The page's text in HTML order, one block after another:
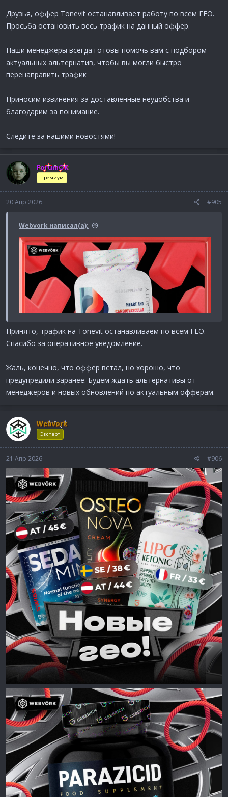
Друзья, оффер Tonevit останавливает работу по всем ГЕО.
Просьба остановить весь трафик на данный оффер.
Наши менеджеры всегда готовы помочь вам с подбором
актуальных альтернатив, чтобы вы могли быстро
перенаправить трафик
Приносим извинения за доставленные неудобства и
благодарим за понимание.
Следите за нашими новостями!
ForumOK
Премиум
20 Апр 2026 #905
Webvork написал(а):
Остановка оффера!
Друзья, оффер Tonevit останавливает работу по всем ГЕО.
Просьба остановить весь трафик на данный оффер.
Наши менеджеры всегда готовы помочь вам с подбором
актуальных альтернатив, чтобы вы могли быстро
перенаправить трафик
Приносим извинения за доставленные неудобства и
благодарим за понимание.
Следите за нашими новостями!
Принято, трафик на Tonevit останавливаем по всем ГЕО.
Спасибо за оперативное уведомление.
Жаль, конечно, что оффер встал, но хорошо, что
предупредили заранее. Будем ждать альтернативы от
менеджеров и новых обновлений по актуальным офферам.
Webvork
Эксперт
21 Апр 2026 #906